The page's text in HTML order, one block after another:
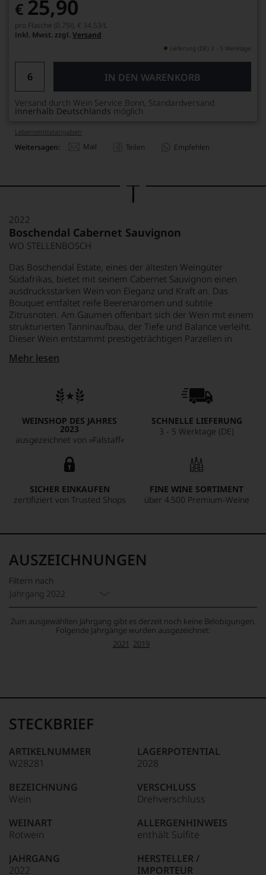
€ 25,90
pro Flasche (0.75l), € 34,53/L
inkl. Mwst. zzgl. Versand
Lieferung (DE) 3 - 5 Werktage
IN DEN WARENKORB
Versand durch Wein Service Bonn, Standardversand
innerhalb Deutschlands möglich
Lebensmittel­angaben
Weitersagen: Mail Teilen Empfehlen
2022
Boschendal Cabernet Sauvignon
WO STELLENBOSCH
Das Boschendal Estate, eines der ältesten Weingüter
Südafrikas, bietet mit seinem Cabernet Sauvignon einen
ausdrucksstarken Wein von Eleganz und Kraft an. Das
Bouquet entfaltet reife Beerenaromen und subtile
Zitrusnoten. Am Gaumen offenbart sich der Wein mit einem
strukturierten Tanninaufbau, der Tiefe und Balance verleiht.
Dieser Wein entstammt prestigeträchtigen Parzellen in
wider. Er eignet sich hervorragend als Begleiter für
Mehr lesen
WEINSHOP DES JAHRES
2023
ausgezeichnet von »Falstaff«
SCHNELLE LIEFERUNG
3 - 5 Werktage (DE)
SICHER EINKAUFEN
zertifiziert von Trusted Shops
FINE WINE SORTIMENT
über 4.500 Premium-Weine
AUSZEICHNUNGEN
Filtern nach
Jahrgang 2022
Zum ausgewählten Jahrgang gibt es derzeit noch keine Belobigungen.
Folgende Jahrgänge wurden ausgezeichnet:
2021 2019
STECKBRIEF
ARTIKELNUMMER
W28281
BEZEICHNUNG
Wein
WEINART
Rotwein
JAHRGANG
2022
LAGERPOTENTIAL
2028
VERSCHLUSS
Drehverschluss
ALLERGENHINWEIS
enthält Sulfite
HERSTELLER /
IMPORTEUR